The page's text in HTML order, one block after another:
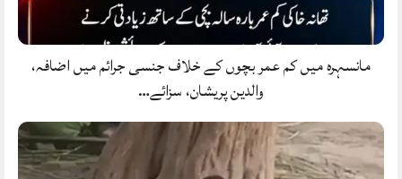
مانسہرہ میں کم عمر بچوں کے خلاف جنسی جرائم میں اضافہ،
والدین پریشان، سزائے…